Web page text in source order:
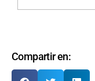
Compartir en: